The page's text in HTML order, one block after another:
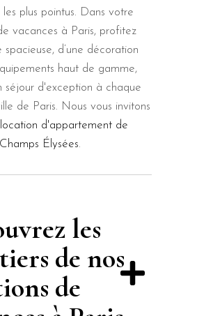
plus pointus. Dans votre
vacances à Paris, profitez
spacieuse, d’une décoration
haut de gamme,
séjour d'exception à chaque
de Paris. Nous vous invitons
location d'appartement de
Élysées.
les
de nos
de